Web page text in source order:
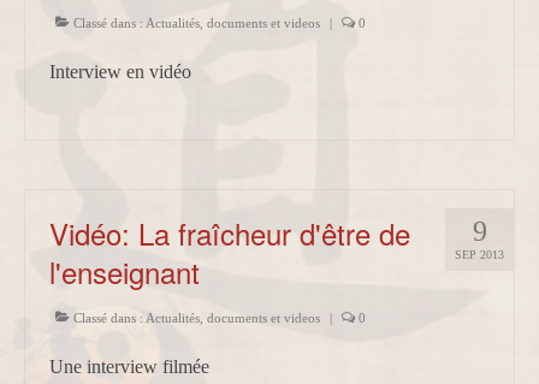
Classé dans : Actualités documents et videos | 0
Interview en vidéo
9
SEP 2013
Vidéo: La fraîcheur d'être de
l'enseignant
Classé dans : Actualités documents et videos | 0
Une interview filmée